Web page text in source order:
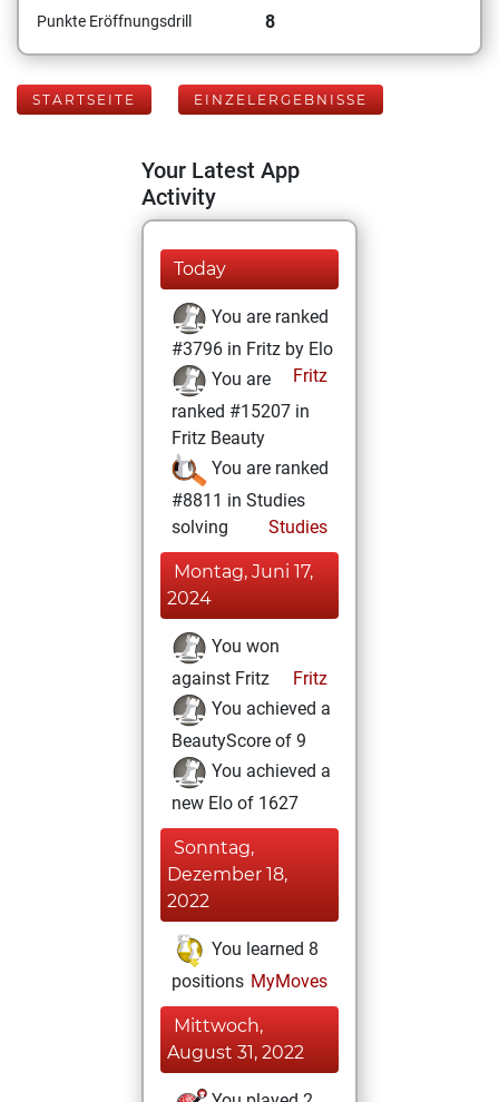
Punkte Eröffnungsdrill 8
STARTSEITE EINZELERGEBNISSE
Your Latest App
Activity
Today
You are ranked
#3796 in Fritz by Elo
Fritz
You are
ranked #15207 in
Fritz Beauty
You are ranked
#8811 in Studies
solving
Studies
Montag, Juni 17,
2024
You won
against Fritz
Fritz
You achieved a
BeautyScore of 9
You achieved a
new Elo of 1627
Sonntag,
Dezember 18,
2022
You learned 8
positions MyMoves
Mittwoch,
August 31, 2022